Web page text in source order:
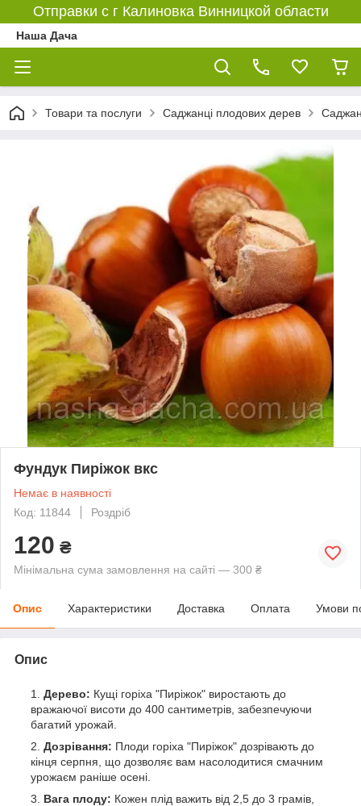
Отправки с г Калиновка Винницкой области
Наша Дача
Товари та послуги Саджанці плодових дерев
Фундук Пиріжок вкс
Немає в наявності
Код: 11844
Роздріб
120 ₴
Мінімальна сума замовлення на сайті — 300 ₴
Опис Характеристики Доставка Оплата Умови
Опис
Дерево: Кущі горіха "Пиріжок" виростають до
вражаючої висоти до 400 сантиметрів, забезпечуючи
багатий урожай.
Дозрівання: Плоди горіха "Пиріжок" дозрівають до
кінця серпня, що дозволяє вам насолодитися смачним
урожаєм раніше осені.
Вага плоду: Кожен плід важить від 2,5 до 3 грамів,